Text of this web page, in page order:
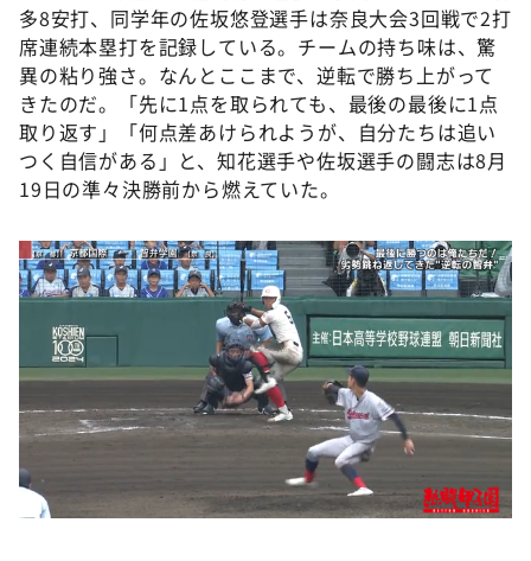
多8安打、同学年の佐坂悠登選手は奈良大会3回戦で2打
席連続本塁打を記録している。チームの持ち味は、驚
異の粘り強さ。なんとここまで、逆転で勝ち上がって
きたのだ。「先に1点を取られても、最後の最後に1点
取り返す」「何点差あけられようが、自分たちは追い
つく自信がある」と、知花選手や佐坂選手の闘志は8月
19日の準々決勝前から燃えていた。